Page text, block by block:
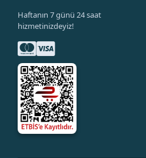
Haftanın 7 günü 24 saat
hizmetinizdeyiz!